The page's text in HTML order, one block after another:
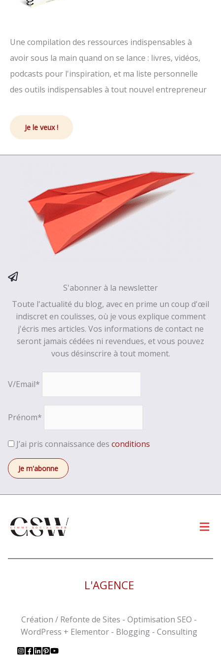
Une compilation des ressources indispensables à
avoir sous la main quand on se lance : livres, vidéos,
podcasts pour l'inspiration, et ma liste personnelle
des outils indispensables à tout nouvel entrepreneur
Je le veux !
S'abonner à la newsletter
Toute l'actualité du blog, avec en prime un coup d'œil
indiscret en coulisses, où je vous explique comment
j'écris mes articles. Vos informations de contact ne
seront jamais cédées ni revendues, et vous pouvez
vous désinscrire à tout moment.
V/Email*
Prénom*
J’ai pris connaissance des conditions
L'AGENCE
Création / Refonte de Sites - Optimisation SEO -
WordPress + Elementor - Blogging - Consulting